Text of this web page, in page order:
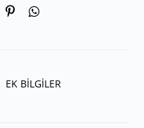
EK BİLGİLER